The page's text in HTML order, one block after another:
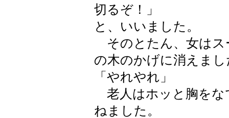
切るぞ！」
と、いいました。
そのとたん、女はス
の木のかげに消えまし
「やれやれ」
老人はホッと胸をな
ねました。